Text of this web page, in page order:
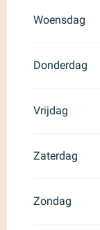
Woensdag
Donderdag
Vrijdag
Zaterdag
Zondag